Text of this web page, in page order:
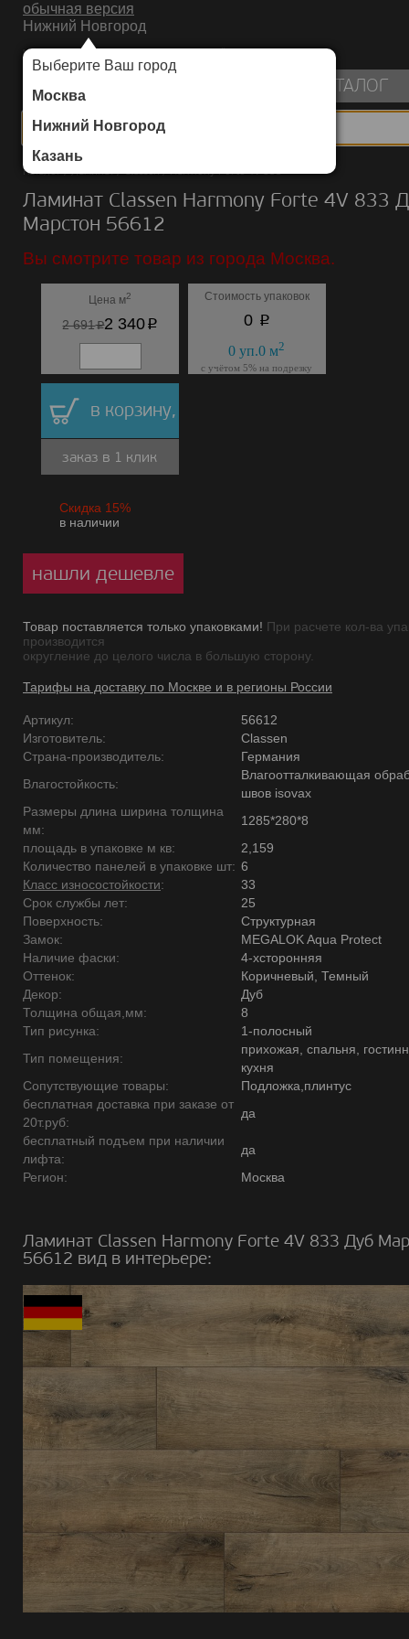
обычная версия
Нижний Новгород
Выберите Ваш город
Москва
Нижний Новгород
Казань
ИНТЕРНЕТ-МАГАЗИН НАПОЛЬНЫХ ПОКРЫТИЙ
КАТАЛОГ
Каталог/Ламинат/Classen/Harmony Forte 4V 833
Ламинат Classen Harmony Forte 4V 833
Марстон 56612
Вы смотрите товар из города Москва.
Цена м2
2 691p2 340p
Стоимость упаковок
0 p
0 уп.0 м2
с учётом 5% на подрезку
в корзину,
заказ в 1 клик
Скидка 15%
в наличии
нашли дешевле
Товар поставляется только упаковками! При расчете кол-ва
производится
округление до целого числа в большую сторону.
Тарифы на доставку по Москве и в регионы России
Артикул:
56612
Изготовитель:
Classen
Страна-производитель:
Германия
Влагостойкость:
Влагоотталкивающая
швов isovax
Размеры длина ширина толщина
мм:
1285*280*8
площадь в упаковке м кв:
2,159
Количество панелей в упаковке шт: 6
Класс износостойкости:
33
Срок службы лет:
25
Поверхность:
Структурная
Замок:
MEGALOK Aqua Protect
Наличие фаски:
4-хсторонняя
Оттенок:
Коричневый, Темный
Декор:
Дуб
Толщина общая,мм:
8
Тип рисунка:
1-полосный
Тип помещения:
прихожая, спальня,
кухня
Сопутствующие товары:
Подложка,плинтус
бесплатная доставка при заказе от
20т.руб:
да
бесплатный подъем при наличии
лифта:
да
Регион:
Москва
Ламинат Classen Harmony Forte 4V 833 Дуб
56612 вид в интерьере: